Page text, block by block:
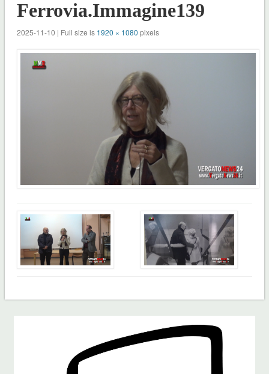
Ferrovia.Immagine139
2025-11-10 | Full size is 1920 × 1080 pixels